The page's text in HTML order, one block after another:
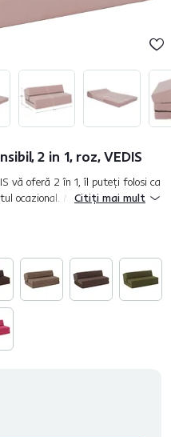
2 in 1, roz, VEDIS
vă oferă 2 în 1, îl puteţi folosi ca
ocazional. Miezul saltelei este
Citiți mai mult